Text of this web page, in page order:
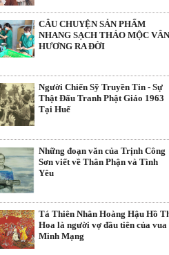
CÂU CHUYỆN SẢN PHẨM
NHANG SẠCH THẢO MỘC VÂN
HƯƠNG RA ĐỜI
Người Chiến Sỹ Truyền Tin - Sự
Thật Đấu Tranh Phật Giáo 1963
Tại Huế
Những đoạn văn của Trịnh Công
Sơn viết về Thân Phận và Tình
Yêu
Tá Thiên Nhân Hoàng Hậu Hồ
Hoa là người vợ đầu tiên của vua
Minh Mạng